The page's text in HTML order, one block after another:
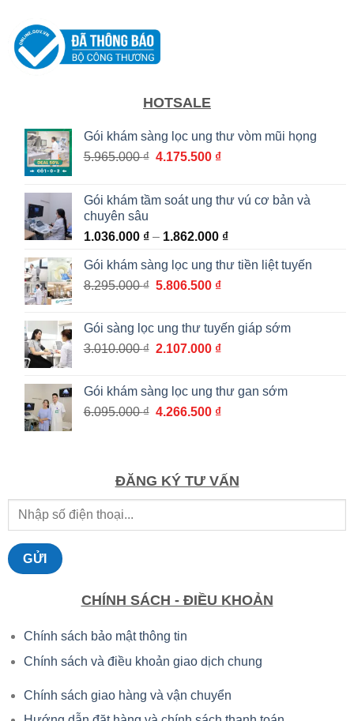
HOTSALE
Gói khám sàng lọc ung thư vòm mũi họng
5.965.000₫ Giá
5.965.000 ₫.
4.175.500 ₫Giá
là:
Gói khám tầm soát ung thư vú cơ bản và
chuyên sâu
1.036.000 ₫ – 1.862.000 ₫Khoảng
từ
Gói khám sàng lọc ung thư tiền liệt tuyến
8.295.000₫ Giá
8.295.000 ₫.
5.806.500 ₫Giá
là:
5.806.500 ₫.
Gói sàng lọc ung thư tuyến giáp sớm
3.010.000₫ Giá
3.010.000 ₫.
2.107.000 ₫Giá
là:
2.107.000 ₫.
Gói khám sàng lọc ung thư gan sớm
6.095.000₫ Giá
4.266.500 ₫Giá
4.266.500 ₫.
CHÍNH SÁCH - ĐIỀU KHOẢN
Chính sách bảo mật thông tin
Chính sách và điều khoản giao dịch chung
Chính sách giao hàng và vận chuyển
ĐĂNG KÝ TƯ VẤN